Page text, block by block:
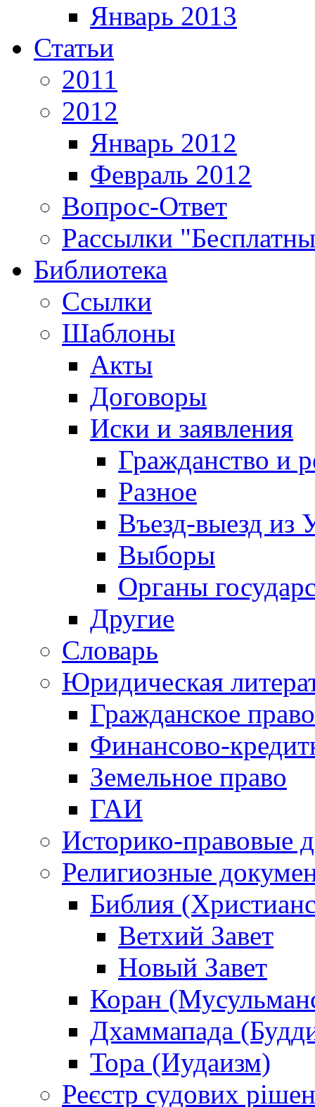
Январь 2013
Статьи
2011
2012
Январь 2012
Февраль 2012
Вопрос-Ответ
Рассылки
Библиотека
Ссылки
Шаблоны
Акты
Договоры
Иски и заявления
Гражданство и
Разное
Въезд-выезд из
Выборы
Органы
Другие
Словарь
Юридическая
Гражданское право
Финансово-
Земельное право
ГАИ
Историко-правовые
Религиозные
Библия
Ветхий Завет
Новый Завет
Коран
Дхаммапада
Тора (Иудаизм)
Реєстр судових